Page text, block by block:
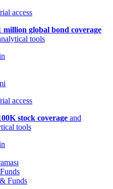
access
million global bond coverage
tools
access
stock coverage and
tools
Funds